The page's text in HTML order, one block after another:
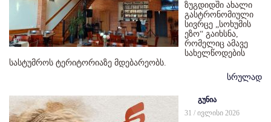
ზუგდიდში ახალი
გასტრონომიული
სივრცე „სოხუმის
ეზო“ გაიხსნა,
რომელიც ამავე
სახელწოდების
სასტუმროს ტერიტორიაზე მდებარეობს.
სრულად
გუნია
31 / ივლისი 2026